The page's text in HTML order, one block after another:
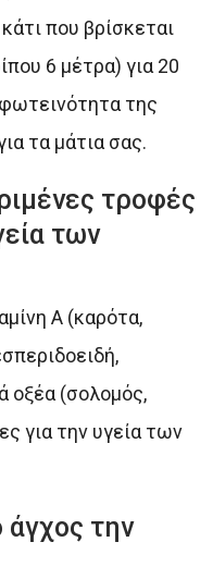
που βρίσκεται
6 μέτρα) για 20
της
τα μάτια σας.
τροφές
των
Α (καρότα,
οξέα (σολομός,
για την υγεία των
την